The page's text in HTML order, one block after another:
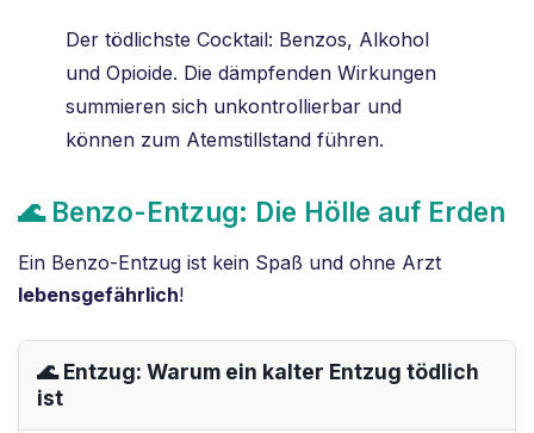
Der tödlichste Cocktail: Benzos, Alkohol
und Opioide. Die dämpfenden Wirkungen
summieren sich unkontrollierbar und
können zum Atemstillstand führen.
🌊 Benzo-Entzug: Die Hölle auf Erden
Ein Benzo-Entzug ist kein Spaß und ohne Arzt
lebensgefährlich!
🌊 Entzug: Warum ein kalter Entzug tödlich
ist